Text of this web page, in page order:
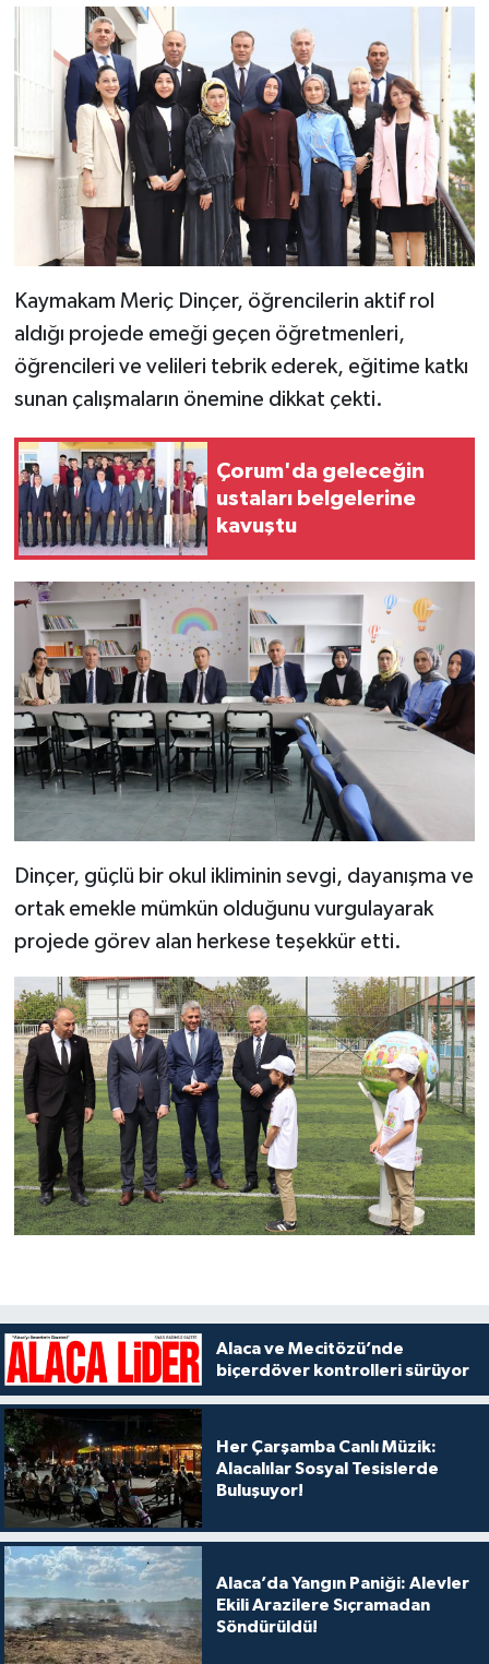
Kaymakam Meriç Dinçer, öğrencilerin aktif rol
aldığı projede emeği geçen öğretmenleri,
öğrencileri ve velileri tebrik ederek, eğitime katkı
sunan çalışmaların önemine dikkat çekti.
Çorum'da geleceğin
ustaları belgelerine
kavuştu
Dinçer, güçlü bir okul ikliminin sevgi, dayanışma ve
ortak emekle mümkün olduğunu vurgulayarak
projede görev alan herkese teşekkür etti.
Alaca ve Mecitözü’nde
biçerdöver kontrolleri sürüyor
Her Çarşamba Canlı Müzik:
Alacalılar Sosyal Tesislerde
Buluşuyor!
Alaca’da Yangın Paniği: Alevler
Ekili Arazilere Sıçramadan
Söndürüldü!